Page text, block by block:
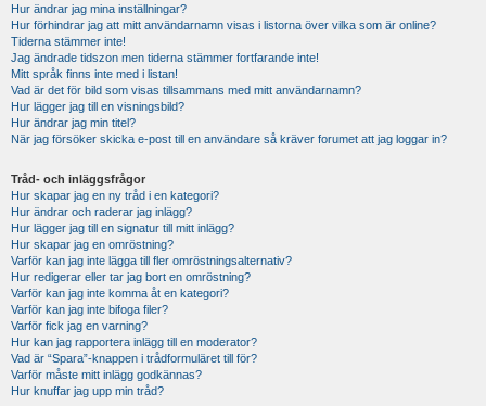
Hur ändrar jag mina inställningar?
Hur förhindrar jag att mitt användarnamn visas i listorna över vilka som är online?
Tiderna stämmer inte!
Jag ändrade tidszon men tiderna stämmer fortfarande inte!
Mitt språk finns inte med i listan!
Vad är det för bild som visas tillsammans med mitt användarnamn?
Hur lägger jag till en visningsbild?
Hur ändrar jag min titel?
När jag försöker skicka e-post till en användare så kräver forumet att jag loggar in?
Tråd- och inläggsfrågor
Hur skapar jag en ny tråd i en kategori?
Hur ändrar och raderar jag inlägg?
Hur lägger jag till en signatur till mitt inlägg?
Hur skapar jag en omröstning?
Varför kan jag inte lägga till fler omröstningsalternativ?
Hur redigerar eller tar jag bort en omröstning?
Varför kan jag inte komma åt en kategori?
Varför kan jag inte bifoga filer?
Varför fick jag en varning?
Hur kan jag rapportera inlägg till en moderator?
Vad är “Spara”-knappen i trådformuläret till för?
Varför måste mitt inlägg godkännas?
Hur knuffar jag upp min tråd?